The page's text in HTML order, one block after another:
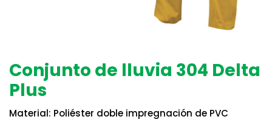
Conjunto de lluvia 304 Delta
Plus
Material: Poliéster doble impregnación de PVC